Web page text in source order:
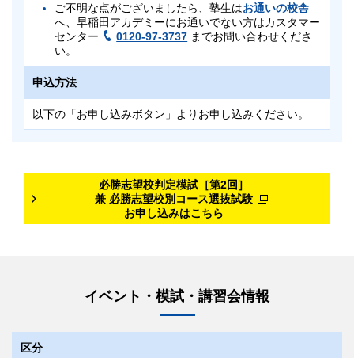
以下の「お申し込みボタン」よりお申し込みください。
申込締切
5科目受験（英語・数学・国語・理科・社会）・3科目
受験（英語・数学・国語）いずれかを選択してくださ
い。
試験時間中（休憩時間を含む）、スマートフォン等の
成績優秀者には特待認定がございます。
9月または10月からの必勝志望校別コース（後期）と
（9月無料体験・10月正式開講）、9月
てください。
ご不明な点がございましたら、塾生は
へ、早稲田アカデミーにお通いでない方はカスタマー
申込方法
以下の「お申し込みボタン」よりお申し込みください。
「首都圏外自宅」または「海外自宅」で申込後、塾生は
お通いの校舎
センター
ー国際部
03-5954-1161）まで別日自宅受験希望の旨をご連絡く
ださい。
【海外】8/14（金）19:00
【国内】
8/20（木）19:00
ご不明な点がございましたら、塾生はお通いの校舎
へ、早稲田アカデミーにお通いでない方はカスタマー
センター
0120-97-3737 までお問い合わせくださ
い。
申込方法
以下の「お申し込みボタン」よりお申し込みください。
日時
15:00～16:30
【早慶必勝クラス・難関必勝クラス（3科コース）】
15分前から入室可能です。
必勝志望校判定模試［第2回］
兼 必勝志望校別コース選抜試験
お申し込みはこちら
イベント・模試・講習会情報
区分